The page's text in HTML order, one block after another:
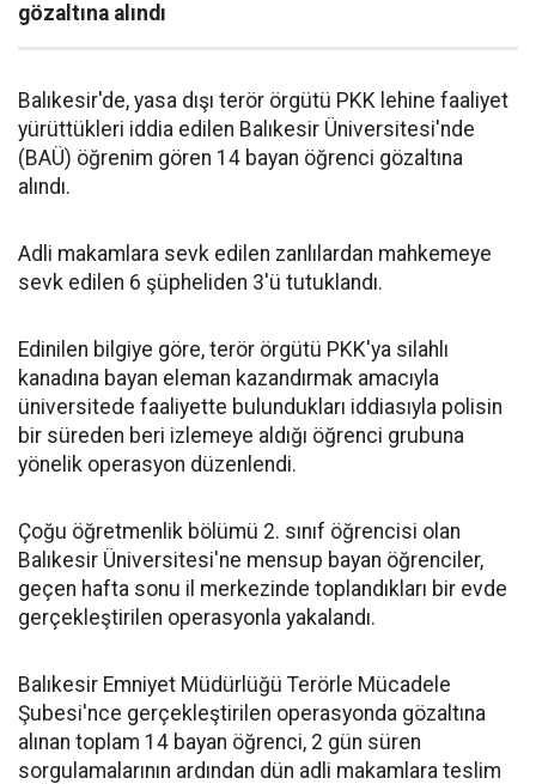
gözaltına alındı
Balıkesir'de, yasa dışı terör örgütü PKK lehine faaliyet
yürüttükleri iddia edilen Balıkesir Üniversitesi'nde
(BAÜ) öğrenim gören 14 bayan öğrenci gözaltına
alındı.
Adli makamlara sevk edilen zanlılardan mahkemeye
sevk edilen 6 şüpheliden 3'ü tutuklandı.
Edinilen bilgiye göre, terör örgütü PKK'ya silahlı
kanadına bayan eleman kazandırmak amacıyla
üniversitede faaliyette bulundukları iddiasıyla polisin
bir süreden beri izlemeye aldığı öğrenci grubuna
yönelik operasyon düzenlendi.
Çoğu öğretmenlik bölümü 2. sınıf öğrencisi olan
Balıkesir Üniversitesi'ne mensup bayan öğrenciler,
geçen hafta sonu il merkezinde toplandıkları bir evde
gerçekleştirilen operasyonla yakalandı.
Balıkesir Emniyet Müdürlüğü Terörle Mücadele
Şubesi'nce gerçekleştirilen operasyonda gözaltına
alınan toplam 14 bayan öğrenci, 2 gün süren
sorgulamalarının ardından dün adli makamlara teslim